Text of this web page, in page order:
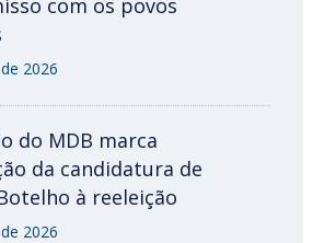
com os povos
2026
do MDB marca
da candidatura de
à reeleição
2026